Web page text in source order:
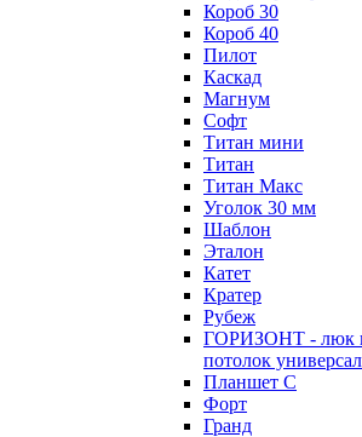
Короб 30
Короб 40
Пилот
Каскад
Магнум
Софт
Титан мини
Титан
Титан Макс
Уголок 30 мм
Шаблон
Эталон
Катет
Кратер
Рубеж
ГОРИЗОНТ - люк
потолок
Планшет С
Форт
Гранд